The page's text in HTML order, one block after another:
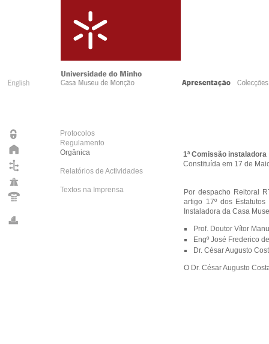
Protocolos
Regulamento
Orgânica
Relatórios de Actividades
Textos na Imprensa
1ª Comissão instaladora
Constituída em 17 de
Por despacho Reitoral
artigo 17º dos
Instaladora da Casa
Prof. Doutor Vítor
Engº José Frederico
Dr. César Augusto
O Dr. César Augusto